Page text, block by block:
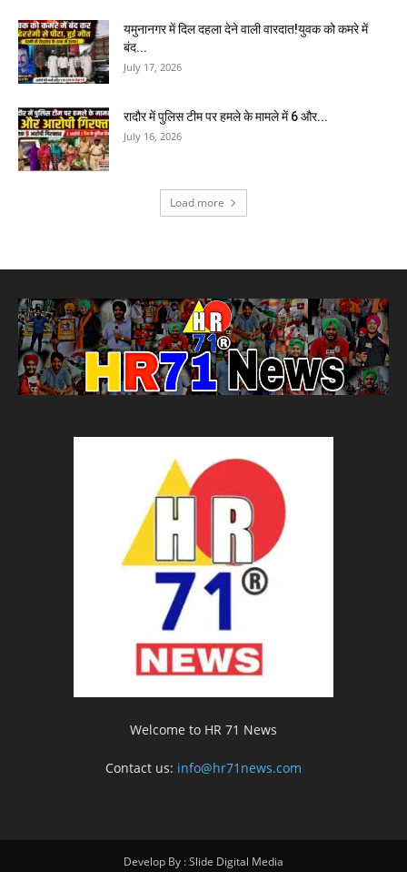
यमुनानगर में दिल दहला देने वाली वारदात!युवक को कमरे में
बंद...
July 17, 2026
रादौर में पुलिस टीम पर हमले के मामले में 6 और...
July 16, 2026
Load more
Welcome to HR 71 News
Contact us: info@hr71news.com
Develop By : Slide Digital Media